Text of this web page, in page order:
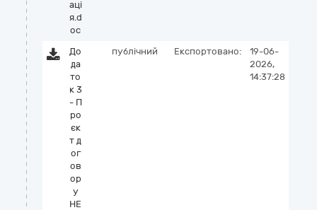
аці
я.d
oc
До
да
то
к 3
- П
ро
єк
т д
ог
ов
ор
у
НЕ
публічний Експортовано:
19-06-
2026,
14:37:28